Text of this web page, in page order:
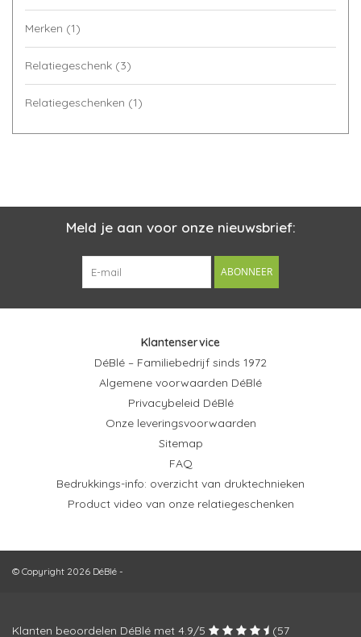
Merken (1)
Relatiegeschenk (3)
Relatiegeschenken (1)
Meld je aan voor onze nieuwsbrief:
ABONNEER
Klantenservice
DéBlé – Familiebedrijf sinds 1972
Algemene voorwaarden DéBlé
Privacybeleid DéBlé
Onze leveringsvoorwaarden
Sitemap
FAQ
Bedrukkings-info: overzicht van druktechnieken
Product video van onze relatiegeschenken
© Copyright 2026 DéBlé -
Klanten beoordelen DéBlé met 4.9/5 (57